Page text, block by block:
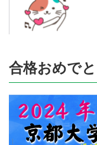
合格おめでと